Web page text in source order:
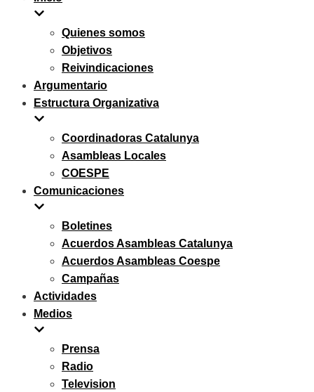
Quienes somos
Objetivos
Reivindicaciones
Argumentario
Estructura Organizativa
Coordinadoras Catalunya
Asambleas Locales
COESPE
Comunicaciones
Boletines
Acuerdos Asambleas Catalunya
Acuerdos Asambleas Coespe
Campañas
Actividades
Medios
Prensa
Radio
Television